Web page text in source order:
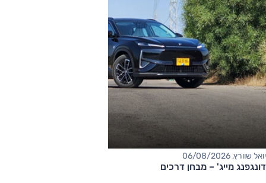
יואל שוורץ, 06/08/2026
דונגפנג מייג' – מבחן דרכים